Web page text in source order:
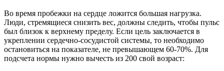
Во время пробежки на сердце ложится большая нагрузка.
Люди, стремящиеся снизить вес, должны следить, чтобы пульс
был близок к верхнему пределу. Если цель заключается в
укреплении сердечно-сосудистой системы, то необходимо
остановиться на показателе, не превышающем 60-70%. Для
подсчета нормы нужно вычесть из 200 свой возраст: